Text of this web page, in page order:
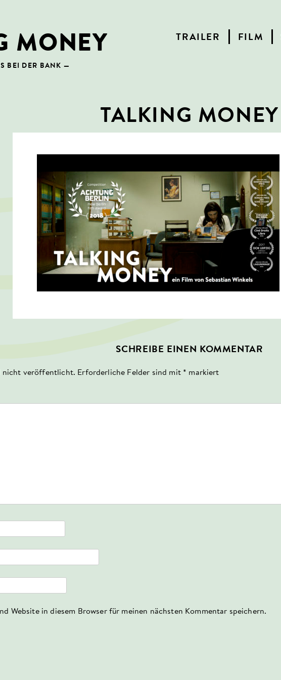
MONEY
BEI DER BANK —
TRAILER FILM
TALKING MONEY
SCHREIBE EINEN KOMMENTAR
nicht veröffentlicht. Erforderliche Felder sind mit * markiert
Website in diesem Browser für meinen nächsten Kommentar speichern.